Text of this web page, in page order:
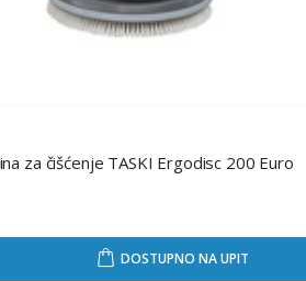
za čišćenje TASKI Ergodisc 200 Euro
DOSTUPNO NA UPIT